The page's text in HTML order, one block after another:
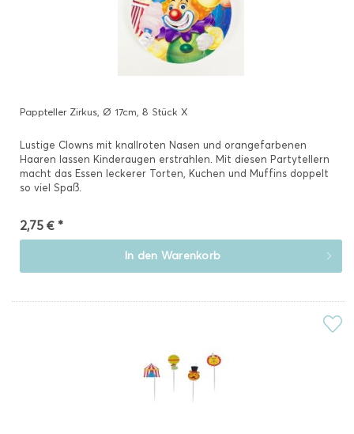
Pappteller Zirkus, Ø 17cm, 8 Stück X
Lustige Clowns mit knallroten Nasen und orangefarbenen
Haaren lassen Kinderaugen erstrahlen. Mit diesen Partytellern
macht das Essen leckerer Torten, Kuchen und Muffins doppelt
so viel Spaß.
2,75 € *
In den Warenkorb